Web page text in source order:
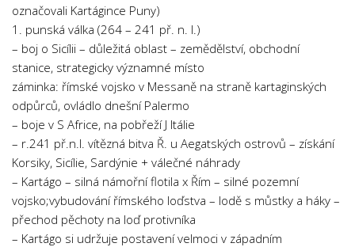
označovali Kartágince Puny)
1. punská válka (264 – 241 př. n. l.)
– boj o Sicílii – důležitá oblast – zemědělství, obchodní
stanice, strategicky významné místo
záminka: římské vojsko v Messaně na straně kartaginských
odpůrců, ovládlo dnešní Palermo
– boje v S Africe, na pobřeží J Itálie
– r.241 př.n.l. vítězná bitva Ř. u Aegatských ostrovů – získání
Korsiky, Sicílie, Sardýnie + válečné náhrady
– Kartágo – silná námořní flotila x Řím – silné pozemní
vojsko;vybudování římského loďstva – lodě s můstky a háky –
přechod pěchoty na loď protivníka
– Kartágo si udržuje postavení velmoci v západním